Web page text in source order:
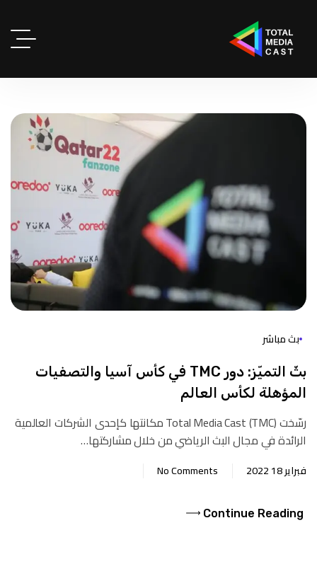
بث مباشر
بثّ التميّز: دور TMC في كأس آسيا والتصفيات
المؤهلة لكأس العالم
رسّخت Total Media Cast (TMC) مكانتها كإحدى الشركات العالمية
الرائدة في مجال البث الرياضي من خلال مشاركتها…
فبراير 18 2022 No Comments
Continue Reading